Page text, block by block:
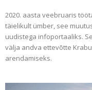
2020. aasta veebruaris
täielikult ümber, see
uudistega infoportaaliks.
välja andva ettevõtte
arendamiseks.